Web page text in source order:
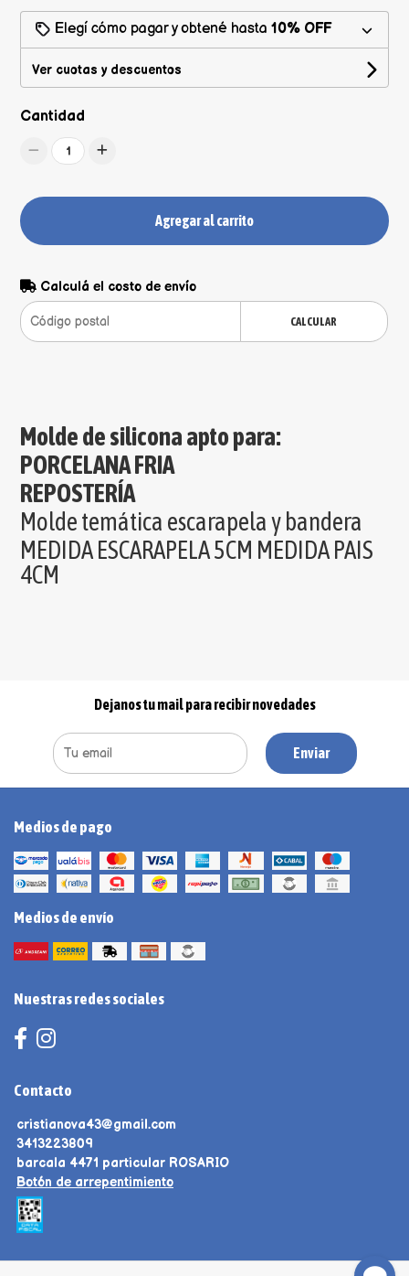
Elegí cómo pagar y obtené hasta10% OFF
Ver cuotas y descuentos
Cantidad
1
Agregar al carrito
Calculá el costo de envío
CALCULAR
Molde de silicona apto para:
PORCELANA FRIA
REPOSTERÍA
Molde temática escarapela y bandera
MEDIDA ESCARAPELA 5CM MEDIDA PAIS
4CM
Dejanos tu mail para recibir novedades
Enviar
Medios de pago
Medios de envío
Nuestras redes sociales
Contacto
cristianova43@gmail.com
3413223809
barcala 4471 particular ROSARIO
Botón de arrepentimiento